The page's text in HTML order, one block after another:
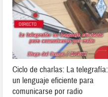
Ciclo de charlas: La telegrafía:
un lenguaje eficiente para
comunicarse por radio